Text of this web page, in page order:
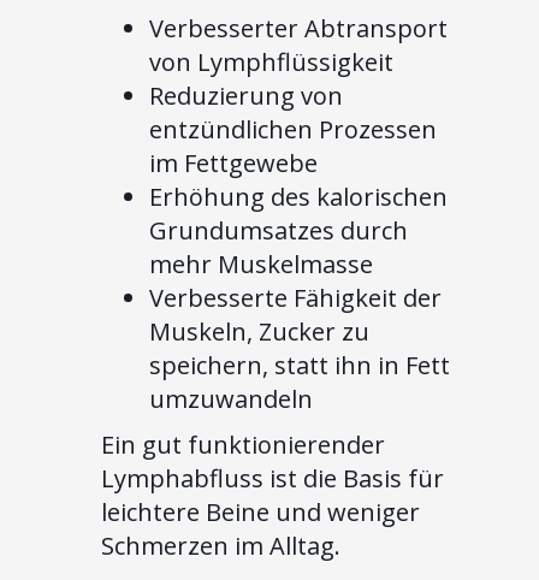
Verbesserter Abtransport
von Lymphflüssigkeit
Reduzierung von
entzündlichen Prozessen
im Fettgewebe
Erhöhung des kalorischen
Grundumsatzes durch
mehr Muskelmasse
Verbesserte Fähigkeit der
Muskeln, Zucker zu
speichern, statt ihn in Fett
umzuwandeln
Ein gut funktionierender
Lymphabfluss ist die Basis für
leichtere Beine und weniger
Schmerzen im Alltag.